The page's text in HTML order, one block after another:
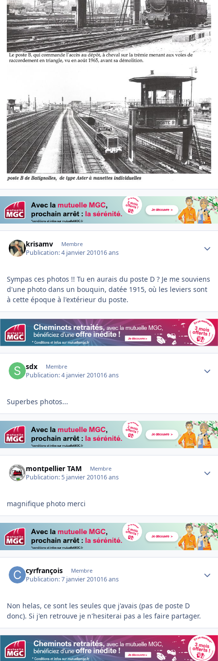
krisamv Membre
Publication:4 janvier 201016 ans
Sympas ces photos !! Tu en aurais du poste D ? Je me souviens
d'une photo dans un bouquin, datée 1915, où les leviers sont
à cette époque à l'extérieur du poste.
sdx Membre
Publication:4 janvier 201016 ans
Superbes photos...
montpellier TAM Membre
Publication: 5 janvier 201016 ans
magnifique photo merci
cyrfrançois Membre
Publication:7 janvier 201016 ans
Non helas, ce sont les seules que j'avais (pas de poste D
donc). Si j'en retrouve je n'hesiterai pas a les faire partager.